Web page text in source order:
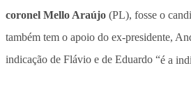
coronel Mello Araújo (PL), fosse o
também tem o apoio do ex-presidente,
indicação de Flávio e de Eduardo “é a